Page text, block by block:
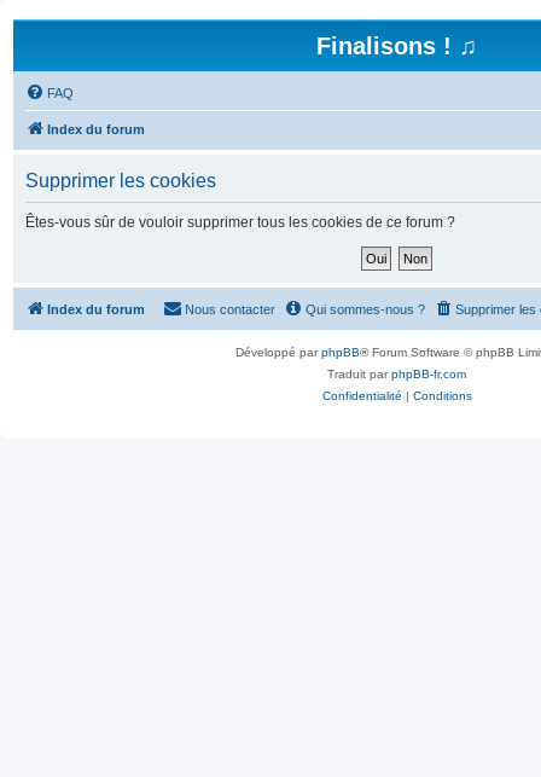
Finalisons ! ♫
FAQ
Index du forum
Supprimer les cookies
Êtes-vous sûr de vouloir supprimer tous les cookies de ce forum ?
Index du forum Supprimer les
Qui sommes-nous ?
Nous contacter
Développé parphpBB® Forum Software © phpBB
Traduit parphpBB-fr.com
Confidentialité | Conditions